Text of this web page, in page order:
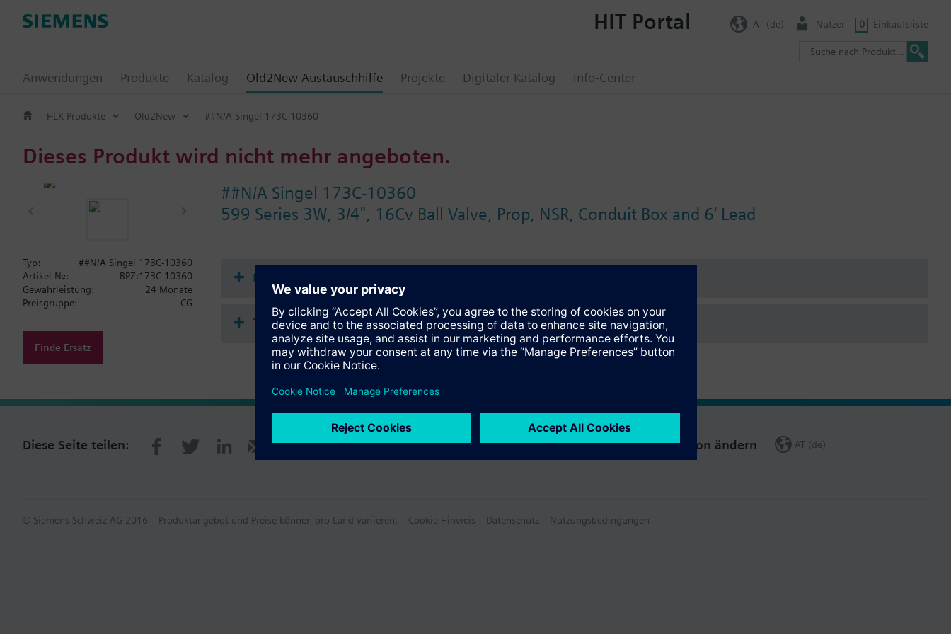
Anwendungen Produkte Katalog Old2New Austauschhilfe Projekte Digitaler Katalog Info-Center
HIT Portal AT (de) Nutzer 0 Einkaufsliste
HLK Produkte Old2New ##N/A Singel 173C-10360
Dieses Produkt wird nicht mehr angeboten.
##N/A Singel 173C-10360
599 Series 3W, 3/4", 16Cv Ball Valve, Prop, NSR, Conduit Box and 6' Lead
Typ:
##N/A Singel 173C-10360
Artikel-Nr.:
BPZ:173C-10360
Gewährleistung:
24 Monate
Preisgruppe:
CG
Finde Ersatz
Dokumente
Technische Daten
Diese Seite teilen: Region ändern AT (de)
© Siemens Schweiz AG 2016 Produktangebot und Preise können pro Land variieren. Cookie Hinweis Datenschutz Nutzungsbedingungen